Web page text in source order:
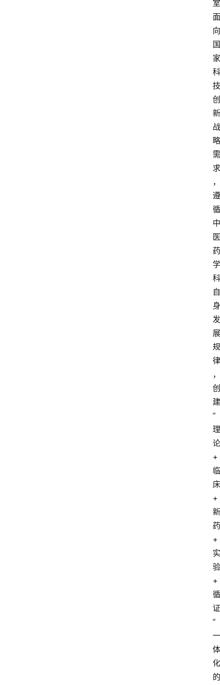
室
面
向
国
家
科
技
创
新
战
略
需
求
，
遵
循
中
医
药
学
科
自
身
发
展
规
律
，
创
建
“
理
论
+
临
床
+
新
药
+
实
验
+
循
证
”
一
体
化
的